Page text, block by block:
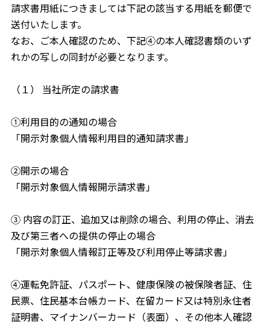
請求書用紙につきましては下記の該当する用紙を郵便で
送付いたします。
なお、ご本人確認のため、下記④の本人確認書類のいず
れかの写しの同封が必要となります。
（１） 当社所定の請求書
①利用目的の通知の場合
「開示対象個人情報利用目的通知請求書」
②開示の場合
「開示対象個人情報開示請求書」
③ 内容の訂正、追加又は削除の場合、利用の停止、消去
及び第三者への提供の停止の場合
「開示対象個人情報訂正等及び利用停止等請求書」
④運転免許証、パスポート、健康保険の被保険者証、住
民票、住民基本台帳カード、在留カード又は特別永住者
証明書、マイナンバーカード（表面）、その他本人確認